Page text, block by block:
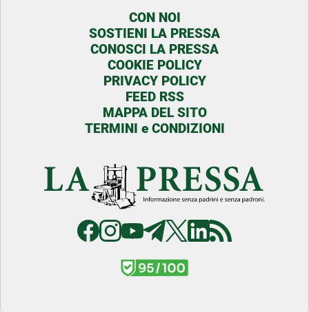
CON NOI
SOSTIENI LA PRESSA
CONOSCI LA PRESSA
COOKIE POLICY
PRIVACY POLICY
FEED RSS
MAPPA DEL SITO
TERMINI e CONDIZIONI